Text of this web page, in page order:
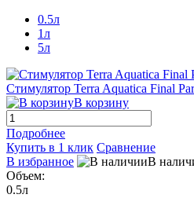
0.5л
1л
5л
Стимулятор Terra Aquatica Final
В корзину
Подробнее
Купить в 1 клик Сравнение
В избранное
В
Объем:
0.5л